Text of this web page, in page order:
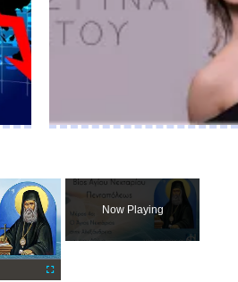
Now Playing